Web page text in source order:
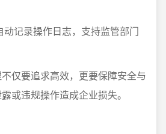
动记录操作日志，支持监管部门
仅要追求高效，更要保障安全与
或违规操作造成企业损失。